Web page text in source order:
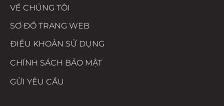
VỀ CHÚNG TÔI
SƠ ĐỒ TRANG WEB
ĐIỀU KHOẢN SỬ DỤNG
CHÍNH SÁCH BẢO MẬT
GỬI YÊU CẦU